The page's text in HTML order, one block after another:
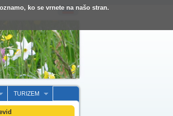
ko se vrnete na našo stran.
TURIZEM